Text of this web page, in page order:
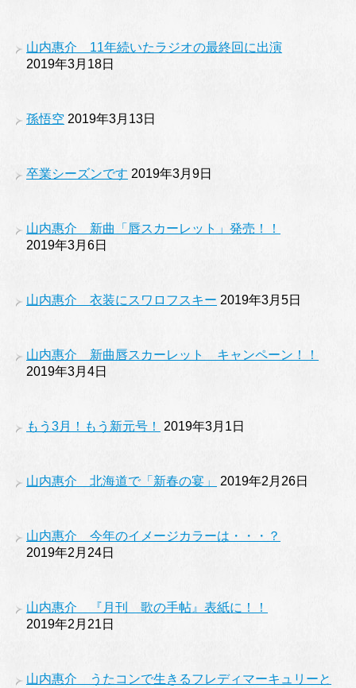
山内惠介 11年続いたラジオの最終回に出演
2019年3月18日
孫悟空 2019年3月13日
卒業シーズンです 2019年3月9日
山内惠介 新曲「唇スカーレット」発売！！
2019年3月6日
山内惠介 衣装にスワロフスキー 2019年3月5日
山内惠介 新曲唇スカーレット キャンペーン！！
2019年3月4日
もう3月！もう新元号！ 2019年3月1日
山内惠介 北海道で「新春の宴」 2019年2月26日
山内惠介 今年のイメージカラーは・・・？
2019年2月24日
山内惠介 『月刊 歌の手帖』表紙に！！
2019年2月21日
山内惠介 うたコンで生きるフレディマーキュリーと